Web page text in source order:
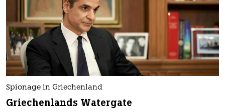
Spionage in Griechenland
Griechenlands Watergate